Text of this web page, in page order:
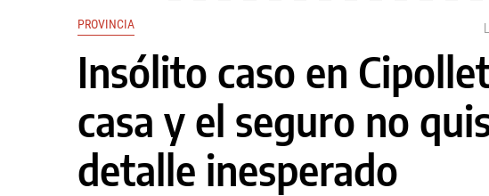
PROVINCIA
Insólito caso en
casa y el seguro no
detalle inesperado